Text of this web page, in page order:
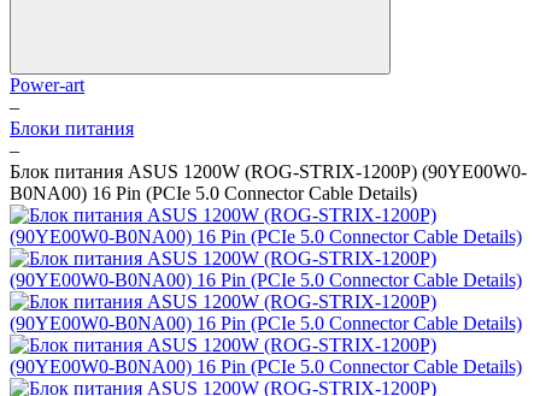
Power-art
–
Блоки питания
–
Блок питания ASUS 1200W (ROG-STRIX-1200P) (90YE00W0-
B0NA00) 16 Pin (PCIe 5.0 Connector Cable Details)